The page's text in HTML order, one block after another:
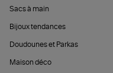
Sacs à main
Bijoux tendances
Doudounes et Parkas
Maison déco